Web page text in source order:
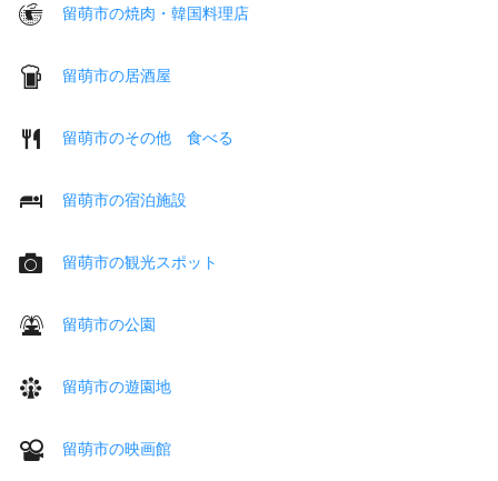
留萌市の焼肉・韓国料理店
留萌市の居酒屋
留萌市のその他 食べる
留萌市の宿泊施設
留萌市の観光スポット
留萌市の公園
留萌市の遊園地
留萌市の映画館